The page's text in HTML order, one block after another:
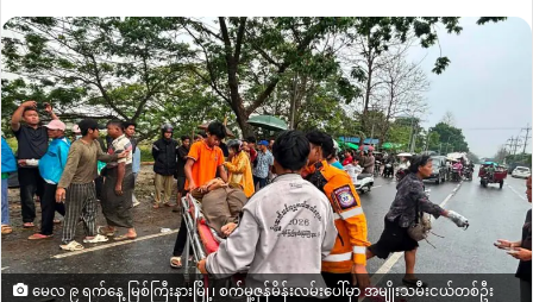
email
မေလ ၉ ရက်နေ့ မြစ်ကြီးနားမြို့၊ စက်မှု့ဇုန်မိန်းလမ်းပေါ်မှာ အမျိုးသမီးငယ်တစ်ဦး